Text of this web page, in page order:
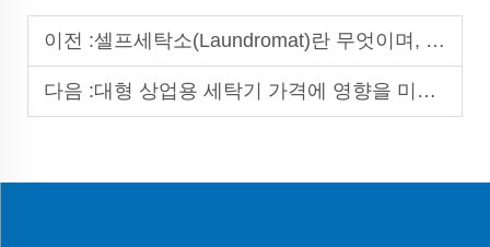
이전 :셀프세탁소(Laundromat)란 무엇이며, 어떻게 장비를 선택해야 하는가?
다음 :대형 상업용 세탁기 가격에 영향을 미치는 요인은 무엇인가?